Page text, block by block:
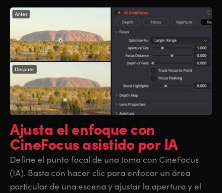
Antes
Después
Ajusta el enfoquecon
CineFocusasistido por IA
Define el punto focal de una toma con CineFocus
(IA). Basta con hacer clic para enfocar un área
particular de una escena y ajustar la apertura y el